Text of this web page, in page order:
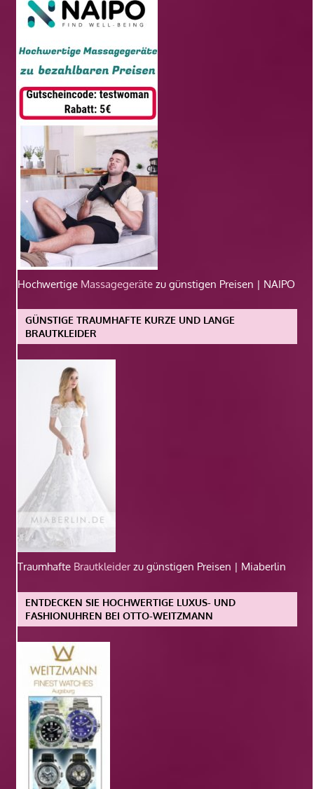
Hochwertige Massagegeräte zu günstigen Preisen | NAIPO
GÜNSTIGE TRAUMHAFTE KURZE UND LANGE
BRAUTKLEIDER
Traumhafte Brautkleiderzu günstigen Preisen | Miaberlin
ENTDECKEN SIE HOCHWERTIGE LUXUS- UND
FASHIONUHREN BEI OTTO-WEITZMANN